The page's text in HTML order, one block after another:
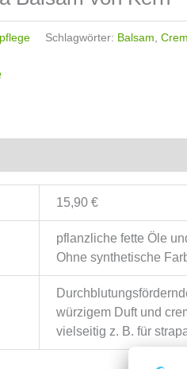
Schlagwörter: Balsam ,
15,90 €
pflanzliche fette Öle
Ohne synthetische
würzigem Duft und
vielseitig z. B. für